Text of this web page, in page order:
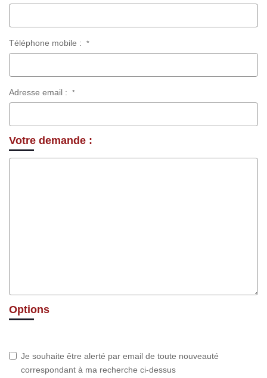
Téléphone mobile : *
Adresse email : *
Votre demande :
Options
Je souhaite être alerté par email de toute nouveauté
correspondant à ma recherche ci-dessus